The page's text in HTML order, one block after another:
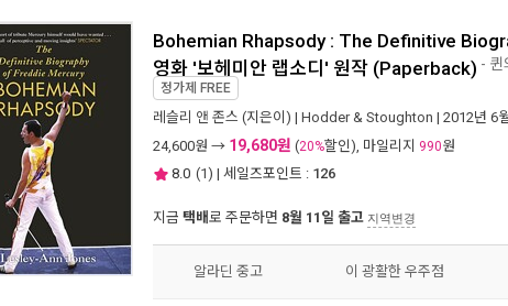
Bohemian Rhapsody : The Definitive
영화 '보헤미안 랩소디' 원작 (Paperback) - 퀸
정가제 FREE
레슬리 앤 존스 (지은이) | Hodder & Stoughton | 2012년 6월
24,600원 → 19,680원 (20%할인), 마일리지 990원
8.0 (1) | 세일즈포인트 : 126
지금 택배로 주문하면 8월 11일 출고 지역변경
알라딘 중고 이 광활한 우주점